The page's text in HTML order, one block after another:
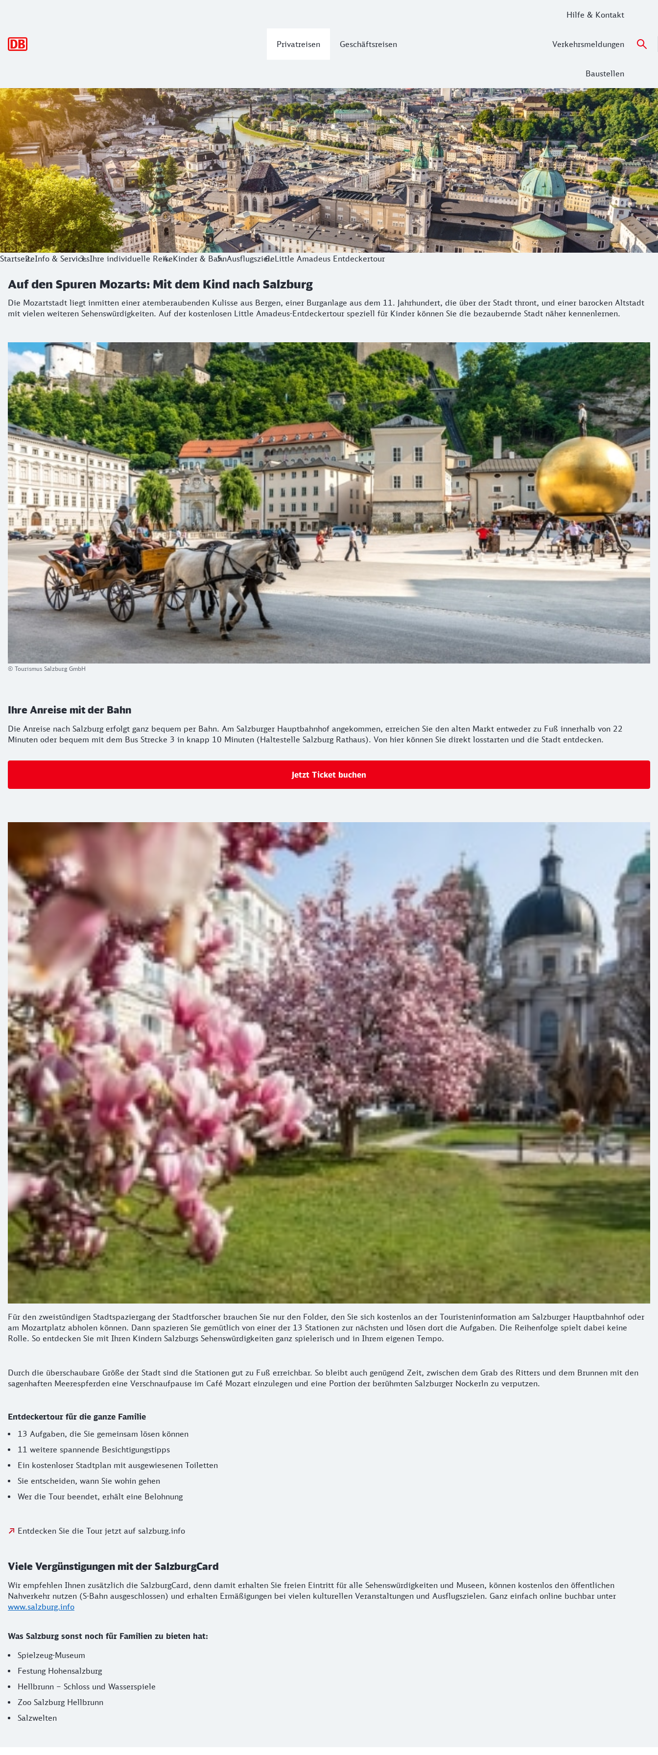
Privatreisen Geschäftsreisen
Hilfe & Kontakt
Verkehrsmeldungen
Baustellen
Auf den Spuren Mozarts: Mit dem Kind nach Salzburg
Die Mozartstadt liegt inmitten einer atemberaubenden Kulisse aus Bergen, einer Burganlage aus dem 11. Jahrhundert, die über der Stadt thront, und einer barocken Altstadt
StartseiteInfo & ServicesIhre individuelle ReiseKinder & BahnAusflugszieleLittle Amadeus Entdeckertour
Auf den Spuren Mozarts: Mit dem Kind nach Salzburg
Die Mozartstadt liegt inmitten einer atemberaubenden Kulisse aus Bergen, einer Burganlage aus dem 11. Jahrhundert, die über der Stadt thront, und einer barocken Altstadt
mit vielen weiteren Sehenswürdigkeiten. Auf der kostenlosen Little Amadeus-Entdeckertour speziell für Kinder können Sie die bezaubernde Stadt näher kennenlernen.
Salzburg City
© Tourismus Salzburg GmbH
Ihre Anreise mit der Bahn
Die Anreise nach Salzburg erfolgt ganz bequem per Bahn. Am Salzburger Hauptbahnhof angekommen, erreichen Sie den alten Markt entweder zu Fuß innerhalb von 22
Minuten oder bequem mit dem Bus Strecke 3 in knapp 10 Minuten (Haltestelle Salzburg Rathaus). Von hier können Sie direkt losstarten und die Stadt entdecken.
Jetzt Ticket buchen
Stadtspaziergang
Für den zweistündigen Stadtspaziergang der Stadtforscher brauchen Sie nur den Folder, den Sie sich kostenlos an der Touristeninformation am Salzburger Hauptbahnhof oder
am Mozartplatz abholen können. Dann spazieren Sie gemütlich von einer der 13 Stationen zur nächsten und lösen dort die Aufgaben. Die Reihenfolge spielt dabei keine
Rolle. So entdecken Sie mit Ihren Kindern Salzburgs Sehenswürdigkeiten ganz spielerisch und in Ihrem eigenen Tempo.
Sonstige Infos
Durch die überschaubare Größe der Stadt sind die Stationen gut zu Fuß erreichbar. So bleibt auch genügend Zeit, zwischen dem Grab des Ritters und dem Brunnen mit den
sagenhaften Meerespferden eine Verschnaufpause im Café Mozart einzulegen und eine Portion der berühmten Salzburger Nockerln zu verputzen.
Entdeckertour für die ganze Familie
13 Aufgaben, die Sie gemeinsam lösen können
11 weitere spannende Besichtigungstipps
Ein kostenloser Stadtplan mit ausgewiesenen Toiletten
Sie entscheiden, wann Sie wohin gehen
Wer die Tour beendet, erhält eine Belohnung
Entdecken Sie die Tour jetzt auf salzburg.info
Viele Vergünstigungen mit der SalzburgCard
Wir empfehlen Ihnen zusätzlich die SalzburgCard, denn damit erhalten Sie freien Eintritt für alle Sehenswürdigkeiten und Museen, können kostenlos den öffentlichen
Nahverkehr nutzen (S-Bahn ausgeschlossen) und erhalten Ermäßigungen bei vielen kulturellen Veranstaltungen und Ausflugszielen. Ganz einfach online buchbar unter
www.salzburg.info
Was Salzburg sonst noch für Familien zu bieten hat:
Spielzeug-Museum
Festung Hohensalzburg
Hellbrunn – Schloss und Wasserspiele
Zoo Salzburg Hellbrunn
Salzwelten